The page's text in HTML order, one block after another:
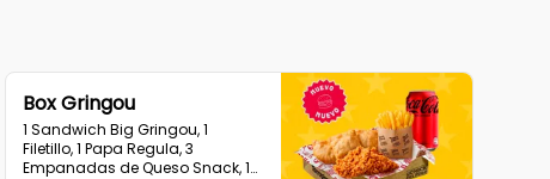
Box Gringou
1 Sandwich Big Gringou, 1
Filetillo, 1 Papa Regula, 3
Empanadas de Queso Snack, 1